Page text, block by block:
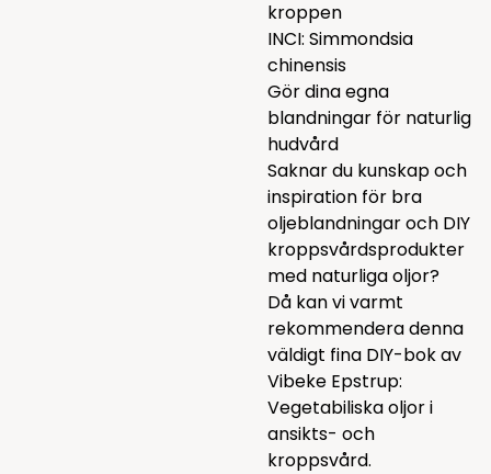
kroppen
INCI: Simmondsia
chinensis
Gör dina egna
blandningar för naturlig
hudvård
Saknar du kunskap och
inspiration för bra
oljeblandningar och DIY
kroppsvårdsprodukter
med naturliga oljor?
Då kan vi varmt
rekommendera denna
väldigt fina DIY-bok av
Vibeke Epstrup:
Vegetabiliska oljor i
ansikts- och
kroppsvård.